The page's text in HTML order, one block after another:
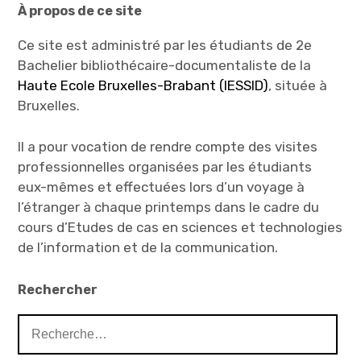
a
u
n
n
o
u
e
f
e
n
ê
t
r
e
)
d
s
u
n
e
n
o
e
f
e
n
ê
t
r
e
)
À propos de ce site
Ce site est administré par les étudiants de 2e
Bachelier bibliothécaire-documentaliste de la
Haute Ecole Bruxelles-Brabant (IESSID), située à
Bruxelles.
Il a pour vocation de rendre compte des visites
professionnelles organisées par les étudiants
eux-mêmes et effectuées lors d’un voyage à
l’étranger à chaque printemps dans le cadre du
cours d’Etudes de cas en sciences et technologies
de l’information et de la communication.
Rechercher